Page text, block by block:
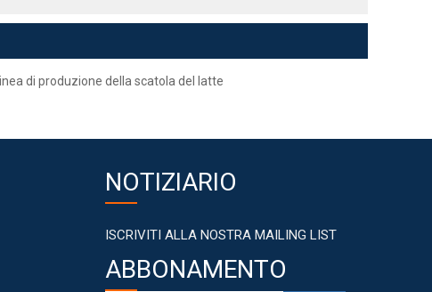
linea di produzione della scatola del latte
NOTIZIARIO
ISCRIVITI ALLA NOSTRA MAILING LIST
ABBONAMENTO